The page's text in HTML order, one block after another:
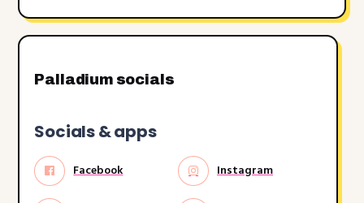
Palladium socials
Socials & apps
Facebook Instagram